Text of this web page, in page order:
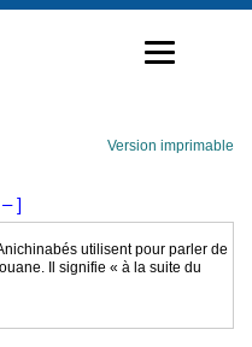
Version imprimable
– ]
utilisent pour parler de
Il signifie « à la suite du